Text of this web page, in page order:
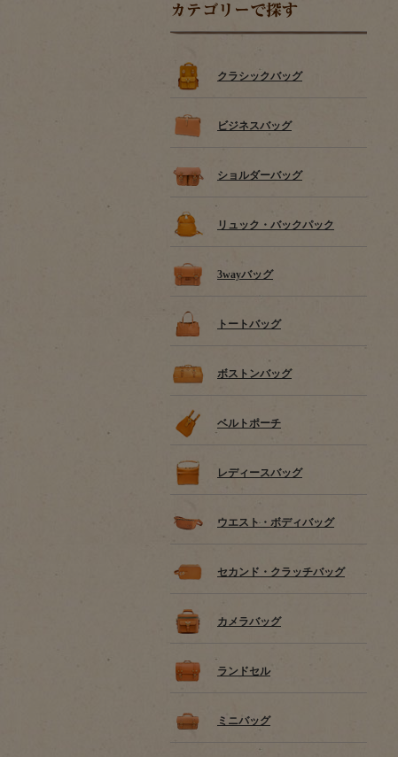
カテゴリーで探す
クラシックバッグ
ビジネスバッグ
ショルダーバッグ
リュック・バックパック
3wayバッグ
トートバッグ
ボストンバッグ
ベルトポーチ
レディースバッグ
ウエスト・ボディバッグ
セカンド・クラッチバッグ
カメラバッグ
ランドセル
ミニバッグ